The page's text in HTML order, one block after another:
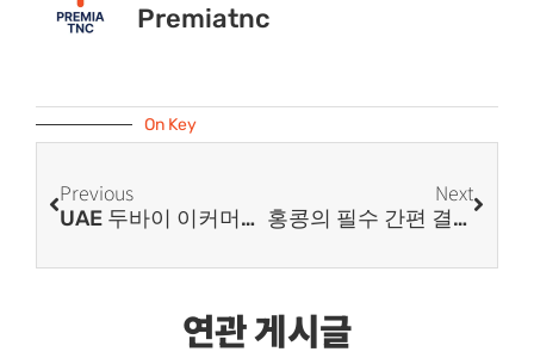
Premiatnc
On Key
Previous
UAE 두바이 이커머스 및 도매 수출로 중동 시장 공략하는 방법
Next
홍콩의 필수 간편 결제 시스템: 옥토퍼스, 알리페이, FPS, 페이미 완벽 가이드
연관 게시글